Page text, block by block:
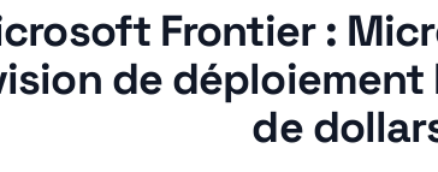
Frontier :
de déploiement
de